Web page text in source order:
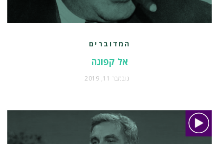
המדוברים
אל קפונה
נובמבר 11, 2019